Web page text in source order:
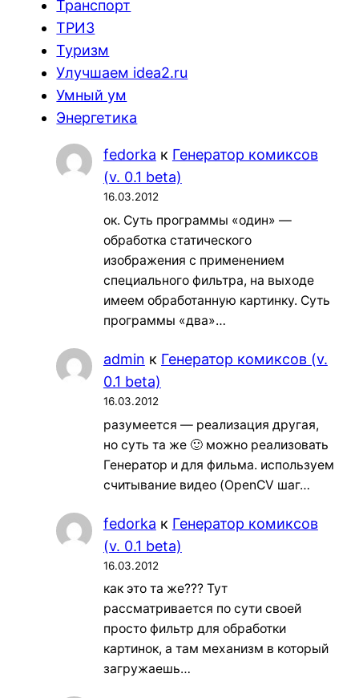
Транспорт
ТРИЗ
Туризм
Улучшаем idea2.ru
Умный ум
Энергетика
fedorka к Генератор комиксов
(v. 0.1 beta)
16.03.2012
ок. Суть программы «один» —
обработка статического
изображения с применением
специального фильтра, на выходе
имеем обработанную картинку. Суть
программы «два»…
admin к Генератор комиксов (v.
0.1 beta)
16.03.2012
разумеется — реализация другая,
но суть та же 🙂 можно реализовать
Генератор и для фильма. используем
считывание видео (OpenCV шаг…
fedorka к Генератор комиксов
(v. 0.1 beta)
16.03.2012
как это та же??? Тут
рассматривается по сути своей
просто фильтр для обработки
картинок, а там механизм в который
загружаешь…